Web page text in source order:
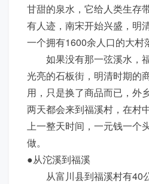
甘甜的泉水，它给人类生存
有人迹，南宋开始兴盛，明
一个拥有1600余人口的大村
如果没有那一弦溪水，福
光亮的石板街，明清时期的
用，只是换了商品而已，外
两天都会来到福溪村，在村
上一整天时间，一元钱一个
做。
●从沱溪到福溪
从富川县到福溪村有40